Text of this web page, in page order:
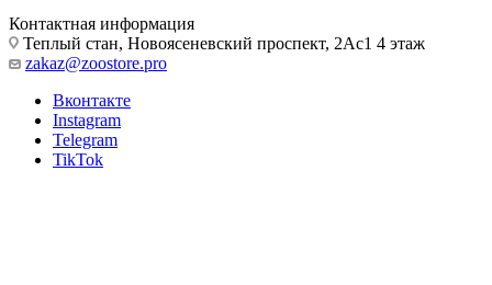
Контактная информация
Теплый стан, Новоясеневский проспект, 2Ас1 4 этаж
zakaz@zoostore.pro
Вконтакте
Instagram
Telegram
TikTok